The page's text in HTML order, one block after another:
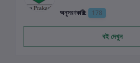
অনুসরণকারী:
178
বই দেখুন